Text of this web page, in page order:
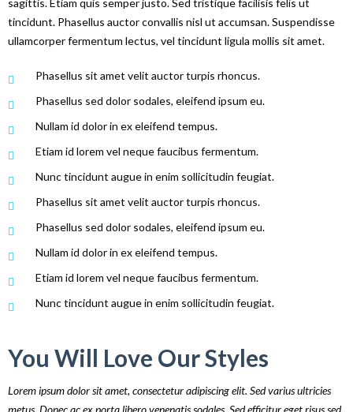
sagittis. Etiam quis semper justo. Sed tristique facilisis felis ut
tincidunt. Phasellus auctor convallis nisl ut accumsan. Suspendisse
ullamcorper fermentum lectus, vel tincidunt ligula mollis sit amet.
Phasellus sit amet velit auctor turpis rhoncus.
Phasellus sed dolor sodales, eleifend ipsum eu.
Nullam id dolor in ex eleifend tempus.
Etiam id lorem vel neque faucibus fermentum.
Nunc tincidunt augue in enim sollicitudin feugiat.
Phasellus sit amet velit auctor turpis rhoncus.
Phasellus sed dolor sodales, eleifend ipsum eu.
Nullam id dolor in ex eleifend tempus.
Etiam id lorem vel neque faucibus fermentum.
Nunc tincidunt augue in enim sollicitudin feugiat.
You Will Love Our Styles
Lorem ipsum dolor sit amet, consectetur adipiscing elit. Sed varius ultricies
metus. Donec ac ex porta libero venenatis sodales. Sed efficitur eget risus sed